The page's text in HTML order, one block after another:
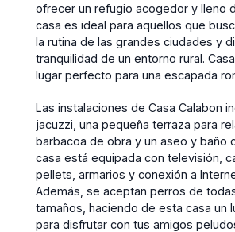
ofrecer un refugio acogedor y lleno
casa es ideal para aquellos que
la rutina de las grandes ciudades y
tranquilidad de un entorno rural.
lugar perfecto para una escapada
Las instalaciones de Casa Calabon
jacuzzi, una pequeña terraza para
barbacoa de obra y un aseo y baño
casa está equipada con televisión,
pellets, armarios y conexión a
Además, se aceptan perros de
tamaños, haciendo de esta casa un
para disfrutar con tus amigos